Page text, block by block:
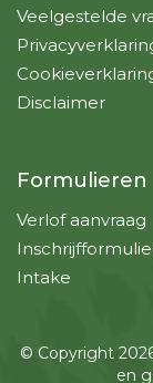
Veelgestelde
Disclaimer
Formulieren
Verlof aanvraag
Intake
© Copyright
en